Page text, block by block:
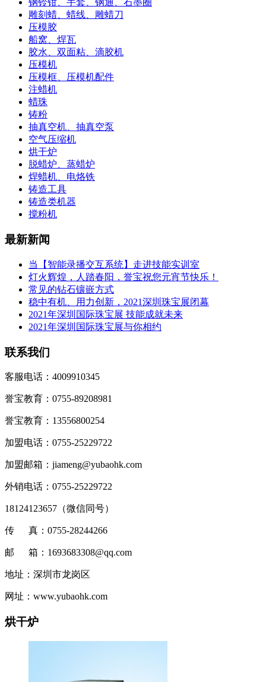
钢铃钳、手套、钢通、石墨圈
雕刻蜡、蜡线、雕蜡刀
压模胶
船窝、焊瓦
胶水、双面粘、滴胶机
压模机
压模框、压模机配件
注蜡机
蜡珠
铸粉
抽真空机、抽真空泵
空气压缩机
烘干炉
脱蜡炉、蒸蜡炉
焊蜡机、电烙铁
铸造工具
铸造类机器
搅粉机
最新新闻
当【智能录播交互系统】走进技能实训室
灯火辉煌，人踏春阳，誉宝祝您元宵节快乐！
常见的钻石镶嵌方式
稳中有机、用力创新，2021深圳珠宝展闭幕
2021年深圳国际珠宝展 技能成就未来
2021年深圳国际珠宝展与你相约
联系我们
客服电话：4009910345
誉宝教育：0755-89208981
誉宝教育：13556800254
加盟电话：0755-25229722
加盟邮箱：jiameng@yubaohk.com
外销电话：0755-25229722
18124123657（微信同号）
传 真：0755-28244266
邮 箱：1693683308@qq.com
地址：深圳市龙岗区
网址：www.yubaohk.com
烘干炉